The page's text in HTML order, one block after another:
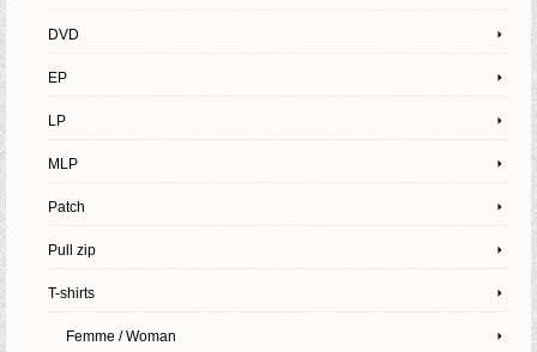
DVD
EP
LP
MLP
Patch
Pull zip
T-shirts
Femme / Woman